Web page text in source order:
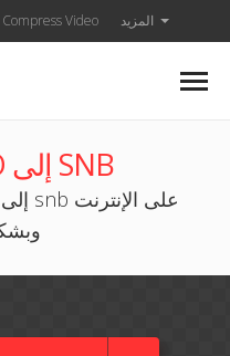
Compress Video المزيد
محول RGBO إلى SNB